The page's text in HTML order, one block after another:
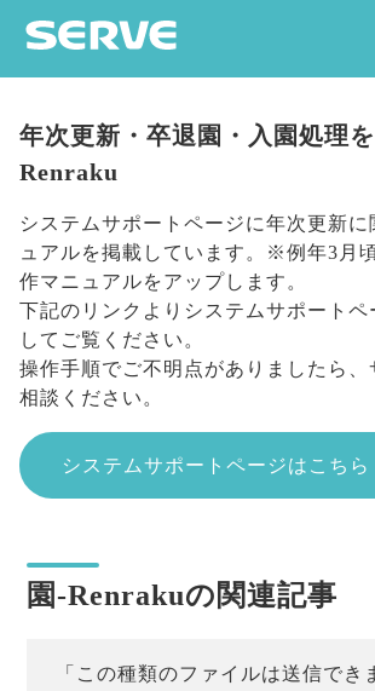
年次更新・卒退園・入園処理
Renraku
システムサポートページに年次更新に
ュアルを掲載しています。※例年3月
作マニュアルをアップします。
下記のリンクよりシステムサポートペ
してご覧ください。
操作手順でご不明点がありましたら、
相談ください。
システムサポートページはこちら
園-Renrakuの関連記事
「この種類のファイルは送信でき